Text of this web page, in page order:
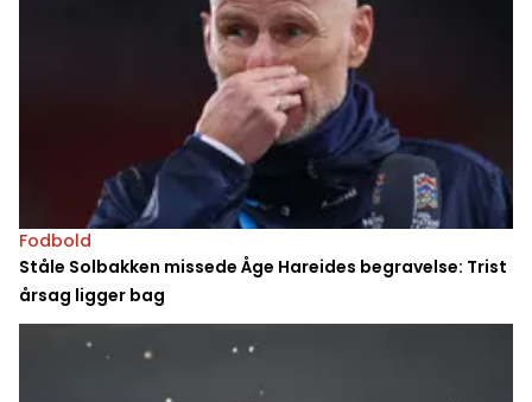
Fodbold
Ståle Solbakken missede Åge Hareides begravelse: Trist
årsag ligger bag